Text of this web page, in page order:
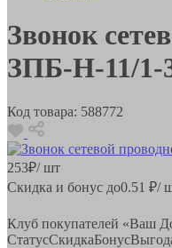
Звонок
ЗПБ-Н-11/1-
Код товара: 588772
253₽/ шт
Скидка и бонус до0.51 ₽/
Клуб покупателей «Ваш
СтатусСкидкаБонус